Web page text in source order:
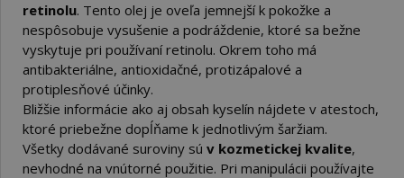
retinolu. Tento olej je oveľa jemnejší k pokožke a
nespôsobuje vysušenie a podráždenie, ktoré sa bežne
vyskytuje pri používaní retinolu. Okrem toho má
antibakteriálne, antioxidačné, protizápalové a
protiplesňové účinky.
Bližšie informácie ako aj obsah kyselín nájdete v atestoch,
ktoré priebežne dopĺňame k jednotlivým šaržiam.
Všetky dodávané suroviny sú v kozmetickej kvalite,
nevhodné na vnútorné použitie. Pri manipulácii používajte